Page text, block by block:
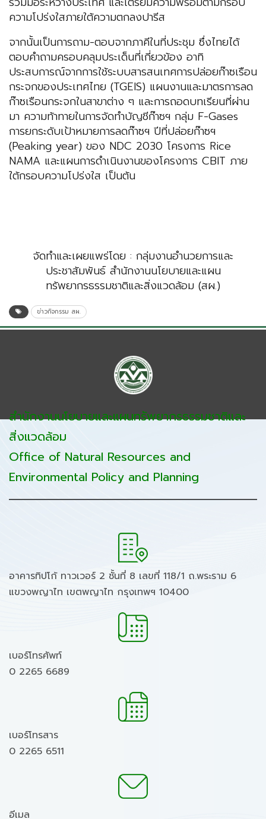
ความโปร่งใสภายใต้ความตกลงปารีส
จากนั้นเป็นการถาม-ตอบจากภาคีในที่ประชุม ซึ่งไทยได้
ตอบคำถามครอบคลุมประเด็นที่เกี่ยวข้อง อาทิ
ประสบการณ์จากการใช้ระบบสารสนเทศการปล่อยก๊าซเรือน
กระจกของประเทศไทย (TGEIS) แผนงานและมาตรการลด
ก๊าซเรือนกระจกในสาขาต่าง ๆ และการถอดบทเรียนที่ผ่าน
มา ความท้าทายในการจัดทำบัญชีก๊าซฯ กลุ่ม F-Gases
การยกระดับเป้าหมายการลดก๊าซฯ ปีที่ปล่อยก๊าซฯ
(Peaking year) ของ NDC 2030 โครงการ Rice
NAMA และแผนการดำเนินงานของโครงการ CBIT ภาย
ใต้กรอบความโปร่งใส เป็นต้น
จัดทำและเผยแพร่โดย : กลุ่มงานอำนวยการและ
ประชาสัมพันธ์ สำนักงานนโยบายและแผน
ทรัพยากรธรรมชาติและสิ่งแวดล้อม (สผ.)
ข่าวกิจกรรม สผ.
สำนักงานนโยบายและแผนทรัพยากรธรรมชาติและ
สิ่งแวดล้อม
Office of Natural Resources and
Environmental Policy and Planning
อาคารทิปโก้ ทาวเวอร์ 2 ชั้นที่ 8 เลขที่ 118/1 ถ.พระราม 6
แขวงพญาไท เขตพญาไท กรุงเทพฯ 10400
เบอร์โทรศัพท์
0 2265 6689
เบอร์โทรสาร
0 2265 6511
อีเมล